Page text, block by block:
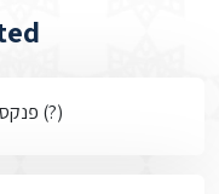
פנקס הפלוגה, המדבר המערבי 1942 (?)